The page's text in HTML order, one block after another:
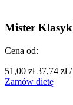
Mister Klasyk
Cena od:
51,00 zł 37,74 zł/
Zamów dietę